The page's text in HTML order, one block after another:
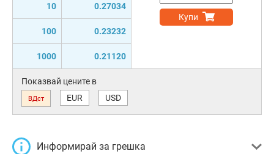
10 0.27034
100 0.23232
1000 0.21120
Купи
Показвай цените в
ВДст EUR USD
Информирай за грешка